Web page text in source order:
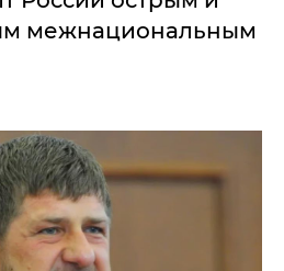
межнациональным